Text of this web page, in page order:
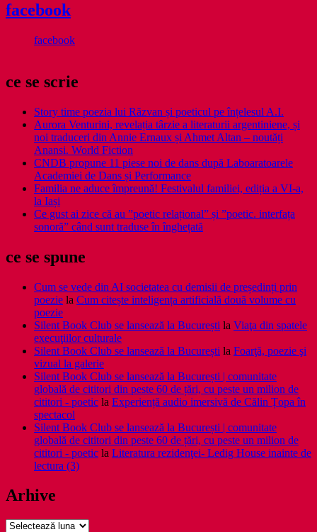
facebook
facebook
ce se scrie
Story time poezia lui Răzvan și poeticul pe înțelesul A.I.
Aurora Venturini, revelația târzie a literaturii argentiniene, și
noi traduceri din Annie Ernaux și Ahmet Altan – noutăți
Anansi. World Fiction
CNDB propune 11 piese noi de dans după Laboaratoarele
Academiei de Dans și Performance
Familia ne aduce împreună! Festivalul familiei, ediția a VI-a,
la Iași
Ce gust ai zice că au ”poetic relațional” și ”poetic. interfața
sonoră” când sunt traduse în înghețată
ce se spune
Cum se vede din AI societatea cu demisii de președinți prin
poezie la Cum citește inteligența artificială două volume cu
poezie
Silent Book Club se lansează la București la Viaţa din spatele
execuţiilor culturale
Silent Book Club se lansează la București la Foarţă, poezie şi
vizual la galerie
Silent Book Club se lansează la București | comunitate
globală de cititori din peste 60 de țări, cu peste un milion de
cititori - poetic la Experiență audio imersivă de Călin Țopa în
spectacol
Silent Book Club se lansează la București | comunitate
globală de cititori din peste 60 de țări, cu peste un milion de
cititori - poetic la Literatura rezidenţei- Ledig House inainte de
lectura (3)
Arhive
Arhive